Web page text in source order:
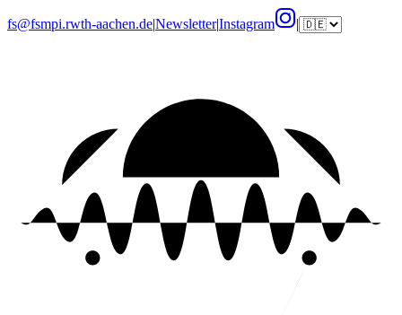
fs@fsmpi.rwth-aachen.de|Newsletter|Instagram |